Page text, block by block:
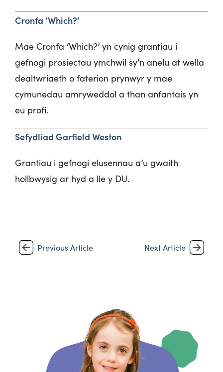
Cronfa ‘Which?’
Mae Cronfa ‘Which?’ yn cynig grantiau i
gefnogi prosiectau ymchwil sy’n anelu at wella
dealtwriaeth o faterion prynwyr y mae
cymunedau amryweddol a than anfantais yn
eu profi.
Sefydliad Garfield Weston
Grantiau i gefnogi elusennau a’u gwaith
hollbwysig ar hyd a lle y DU.
Previous Article Next Article